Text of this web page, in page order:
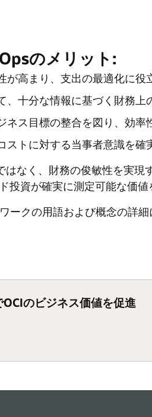
のメリット:
高まり、支出の最適化に役
、十分な情報に基づく財務上
ネス目標の整合を図り、効率
トに対する当事者意識を確
なく、財務の俊敏性を実
投資が確実に測定可能な価値
ークの用語および概念の詳細
のビジネス価値を促進